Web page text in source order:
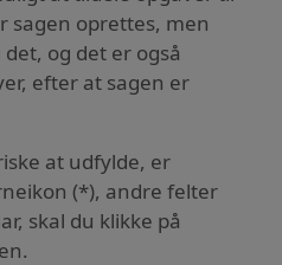
sagen oprettes, men
og det er også
efter at sagen er
at udfylde, er
(*), andre felter
skal du klikke på